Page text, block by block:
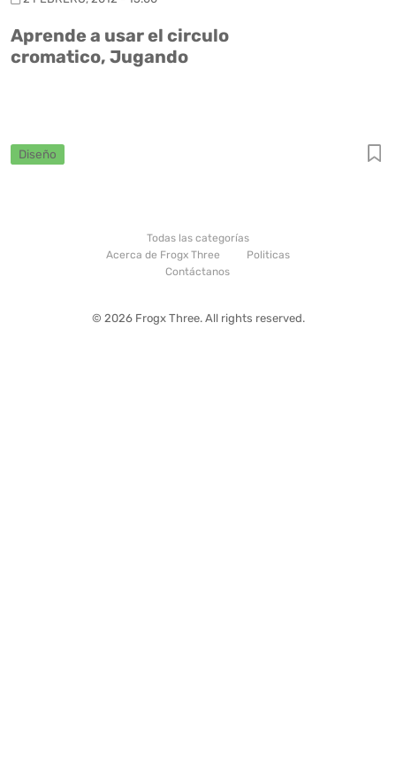
Aprende a usar el circulo
cromatico, Jugando
Diseño
Todas las categorías
Acerca de Frogx Three
Politicas
Contáctanos
© 2026 Frogx Three. All rights reserved.